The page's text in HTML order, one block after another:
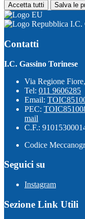
Accetta tutti Salva le
I.C.
Contatti
I.C. Gassino Torinese
Via Regione
Tel: 011 9606285
Email:
PEC:
mail
C.F.:
Codice
Seguici su
Instagram
Sezione Link Utili